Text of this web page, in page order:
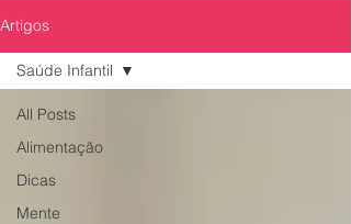
Artigos
All Posts
Alimentação
Dicas
Mente
Saúde Infantil